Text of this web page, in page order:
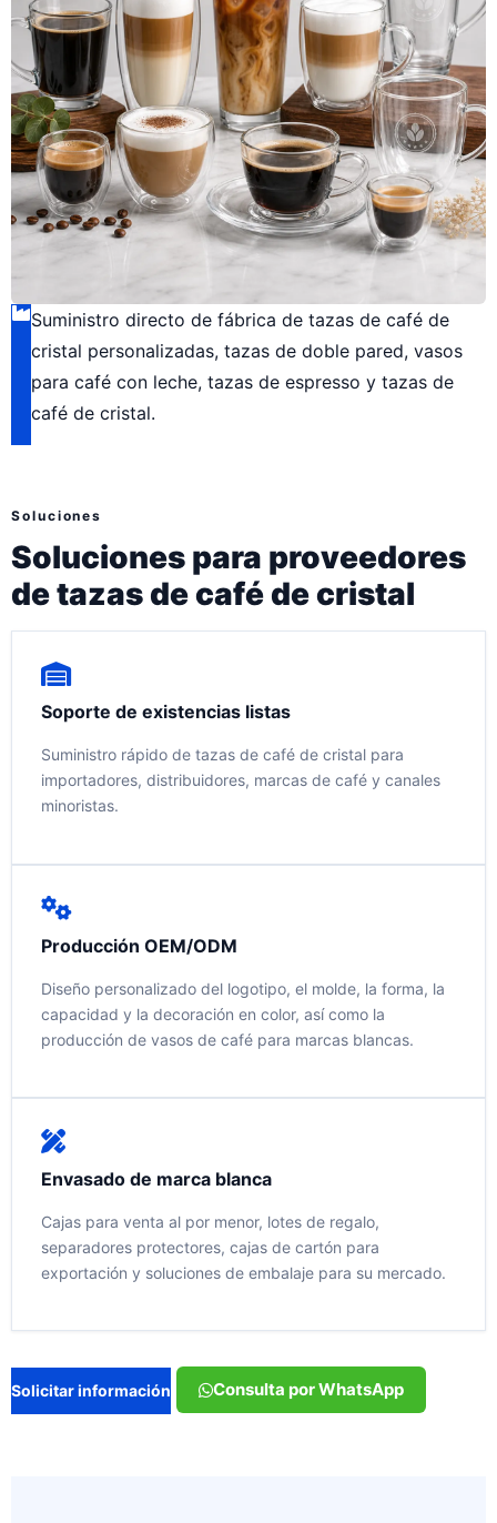
Suministro directo de fábrica de tazas de café de
cristal personalizadas, tazas de doble pared, vasos
para café con leche, tazas de espresso y tazas de
café de cristal.
Soluciones
Soluciones para proveedores
de tazas de café de cristal
Soporte de existencias listas
Suministro rápido de tazas de café de cristal para
importadores, distribuidores, marcas de café y canales
minoristas.
Producción OEM/ODM
Diseño personalizado del logotipo, el molde, la forma, la
capacidad y la decoración en color, así como la
producción de vasos de café para marcas blancas.
Envasado de marca blanca
Cajas para venta al por menor, lotes de regalo,
separadores protectores, cajas de cartón para
exportación y soluciones de embalaje para su mercado.
Solicitar información Consulta por WhatsApp